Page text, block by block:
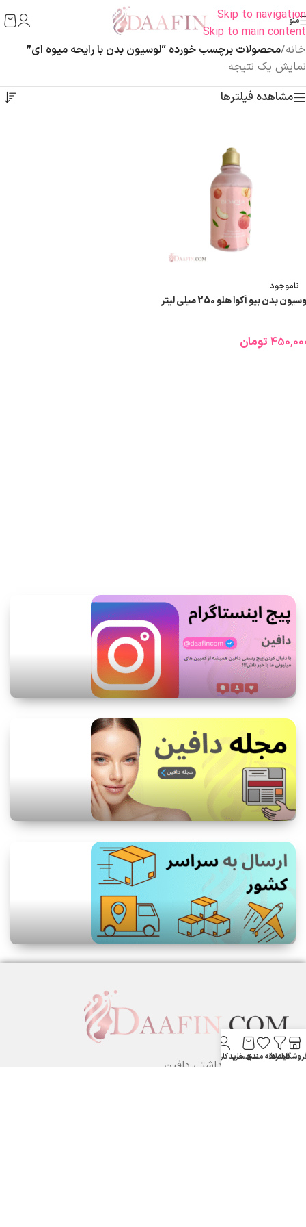
Skip to navigation
Skip to main content
منو
خانه/محصولات برچسب خورده “لوسیون بدن با رایحه میوه ای”
نمایش یک نتیجه
مشاهده فیلترها
ناموجود
بدن بیو آکوا هلو 250 میلی لیتر
تومان
لوازم آرایشی بهداشتی دافین ....
فیلترها
علاقه مندیسبد خرید
حساب کاربری من